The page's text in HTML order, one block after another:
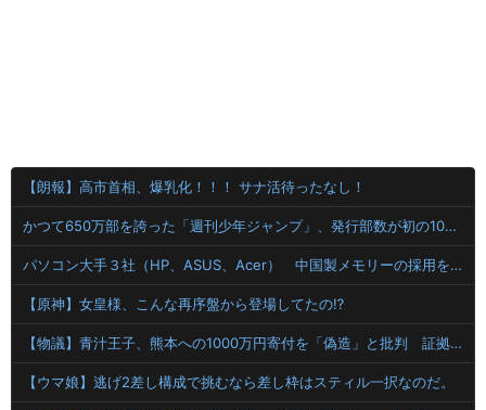
【朗報】高市首相、爆乳化！！！ サナ活待ったなし！
かつて650万部を誇った「週刊少年ジャンプ」、発行部数が初の100万部割れ
パソコン大手３社（HP、ASUS、Acer） 中国製メモリーの採用を開始
【原神】女皇様、こんな再序盤から登場してたの⁉
【物議】青汁王子、熊本への1000万円寄付を「偽造」と批判 証拠提示後の対応に疑問の声
【ウマ娘】逃げ2差し構成で挑むなら差し枠はスティル一択なのだ。